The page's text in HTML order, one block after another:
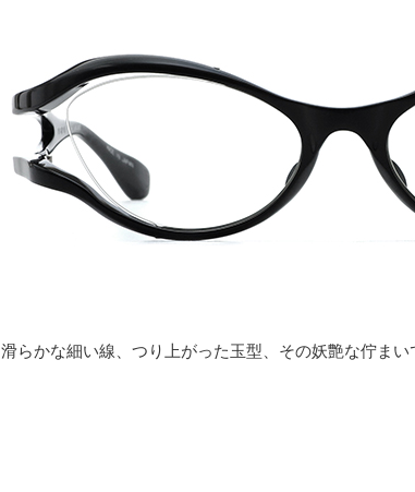
滑らかな細い線、つり上がった玉型、その妖艶な佇ま